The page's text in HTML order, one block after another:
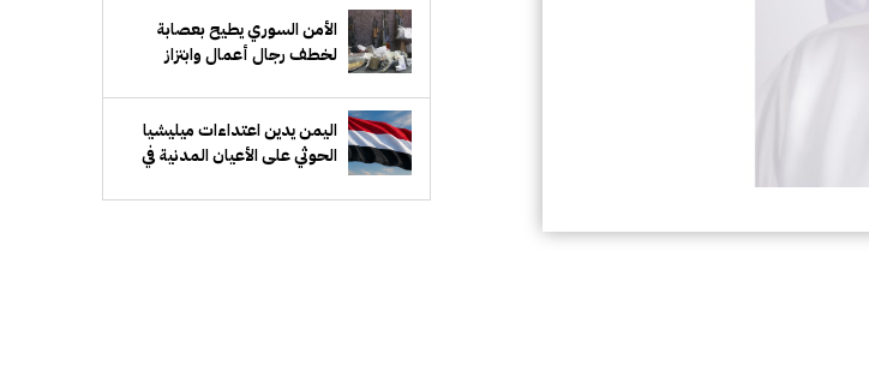
الأمن السوري يطيح بعصابة
لخطف رجال أعمال وابتزاز
اليمن يدين اعتداءات ميليشيا
الحوثي على الأعيان المدنية في